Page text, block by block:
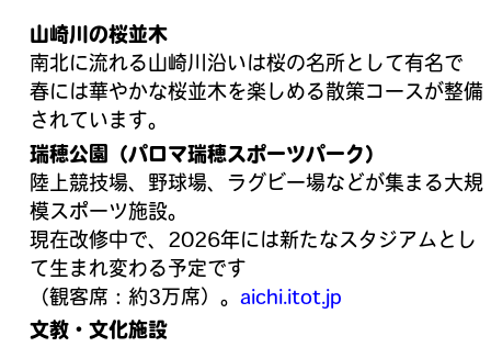
山崎川の桜並木
南北に流れる山崎川沿いは桜の名所として有名で
春には華やかな桜並木を楽しめる散策コースが整備
されています。
瑞穂公園（パロマ瑞穂スポーツパーク）
陸上競技場、野球場、ラグビー場などが集まる大規
模スポーツ施設。
現在改修中で、2026年には新たなスタジアムとし
て生まれ変わる予定です
（観客席：約3万席）。 aichi.itot.jp
文教・文化施設